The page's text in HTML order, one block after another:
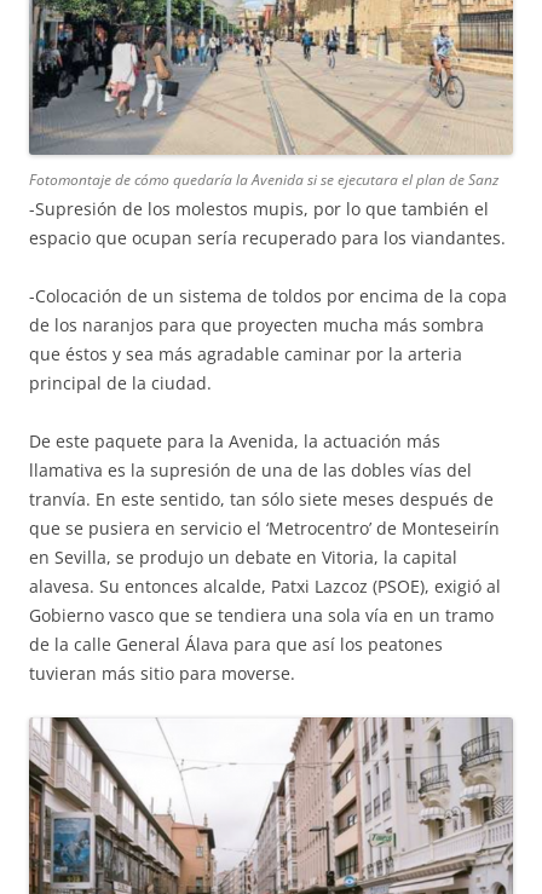
Fotomontaje de cómo quedaría la Avenida si se ejecutara el plan de Sanz
-Supresión de los molestos mupis, por lo que también el
espacio que ocupan sería recuperado para los viandantes.
-Colocación de un sistema de toldos por encima de la copa
de los naranjos para que proyecten mucha más sombra
que éstos y sea más agradable caminar por la arteria
principal de la ciudad.
De este paquete para la Avenida, la actuación más
llamativa es la supresión de una de las dobles vías del
tranvía. En este sentido, tan sólo siete meses después de
que se pusiera en servicio el ‘Metrocentro’ de Monteseirín
en Sevilla, se produjo un debate en Vitoria, la capital
alavesa. Su entonces alcalde, Patxi Lazcoz (PSOE), exigió al
Gobierno vasco que se tendiera una sola vía en un tramo
de la calle General Álava para que así los peatones
tuvieran más sitio para moverse.